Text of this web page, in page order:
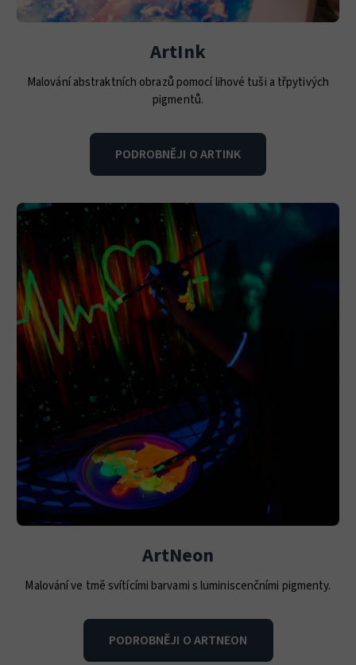
ArtInk
Malování abstraktních obrazů pomocí lihové tuši a třpytivých
pigmentů.
PODROBNĚJI O ARTINK
ArtNeon
Malování ve tmě svítícími barvami s luminiscenčními pigmenty.
PODROBNĚJI O ARTNEON